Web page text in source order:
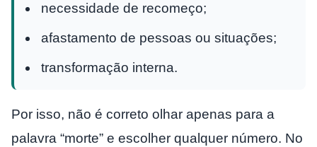
necessidade de recomeço;
afastamento de pessoas ou situações;
transformação interna.
Por isso, não é correto olhar apenas para a
palavra “morte” e escolher qualquer número. No